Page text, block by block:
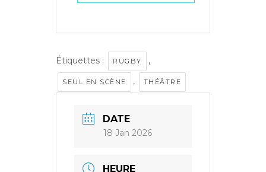
Étiquettes : RUGBY ,
SEUL EN SCÈNE , THÉÂTRE
DATE
18 Jan 2026
HEURE